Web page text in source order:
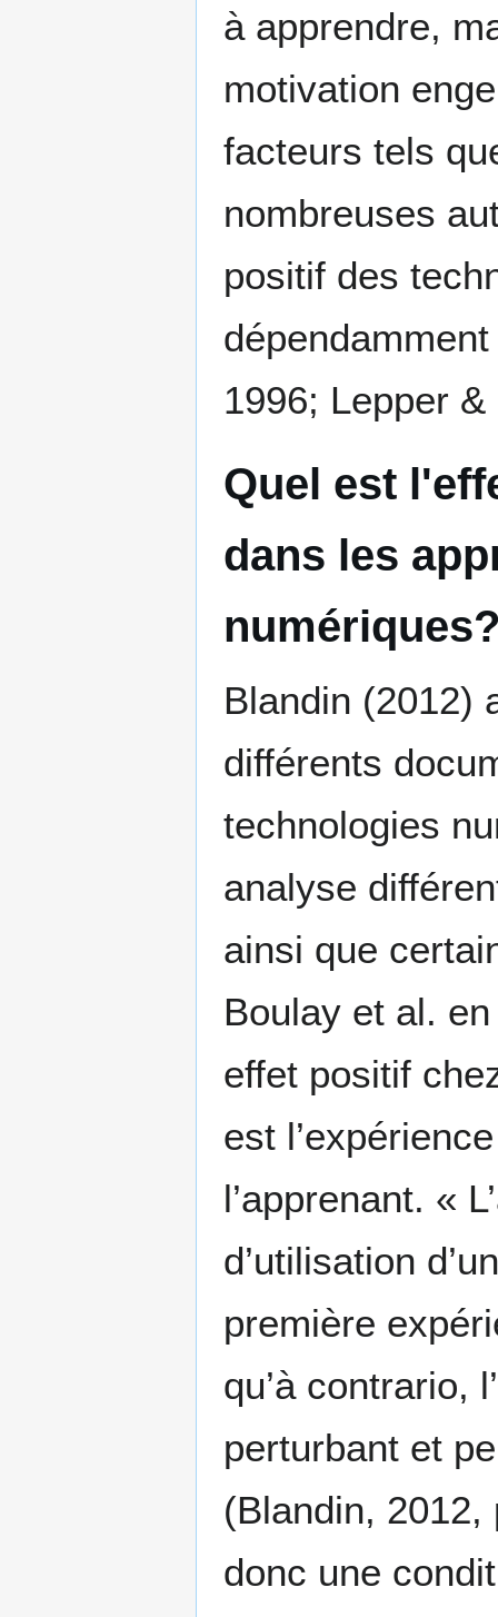
à apprendre,
motivation
facteurs tels
nombreuses
positif des
1996; Lepper
Quel est
dans les
Blandin (2012)
différents
technologies
analyse
ainsi que
Boulay et al.
effet positif
est
l’apprenant. «
d’utilisation
première
qu’à contrario,
perturbant et
(Blandin, 2012,
donc une